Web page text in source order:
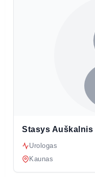
Stasys Auškalnis
Urologas
Kaunas